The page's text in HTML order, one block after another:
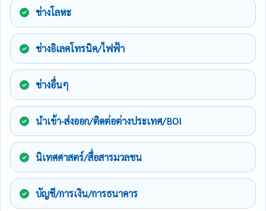
ช่างโลหะ
ช่างอิเลคโทรนิค/ไฟฟ้า
ช่างอื่นๆ
นำเข้า-ส่งออก/ติดต่อต่างประเทศ/BOI
นิเทศศาสตร์/สื่อสารมวลชน
บัญชี/การเงิน/การธนาคาร